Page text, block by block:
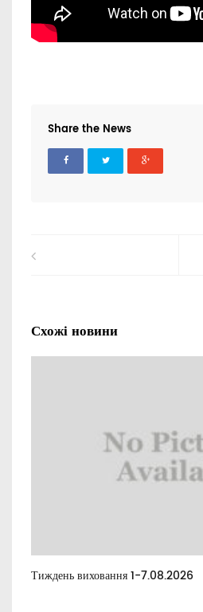
Share the News
Схожі новини
Тиждень виховання 1-7.08.2026